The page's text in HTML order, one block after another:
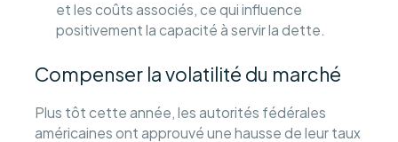
et les coûts associés, ce qui influence
positivement la capacité à servir la dette.
Compenser la volatilité du marché
Plus tôt cette année, les autorités fédérales
américaines ont approuvé une hausse de leur taux